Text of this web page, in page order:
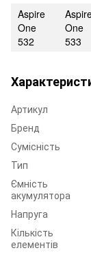
Aspire
One
532
One
533
Артикул
Бренд
Сумісність
Тип
Ємність
акумулятора
Напруга
Кількість
елементів